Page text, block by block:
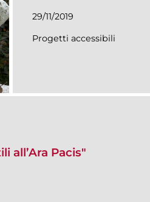
29/11/2019
Progetti accessibili
all’Ara Pacis"